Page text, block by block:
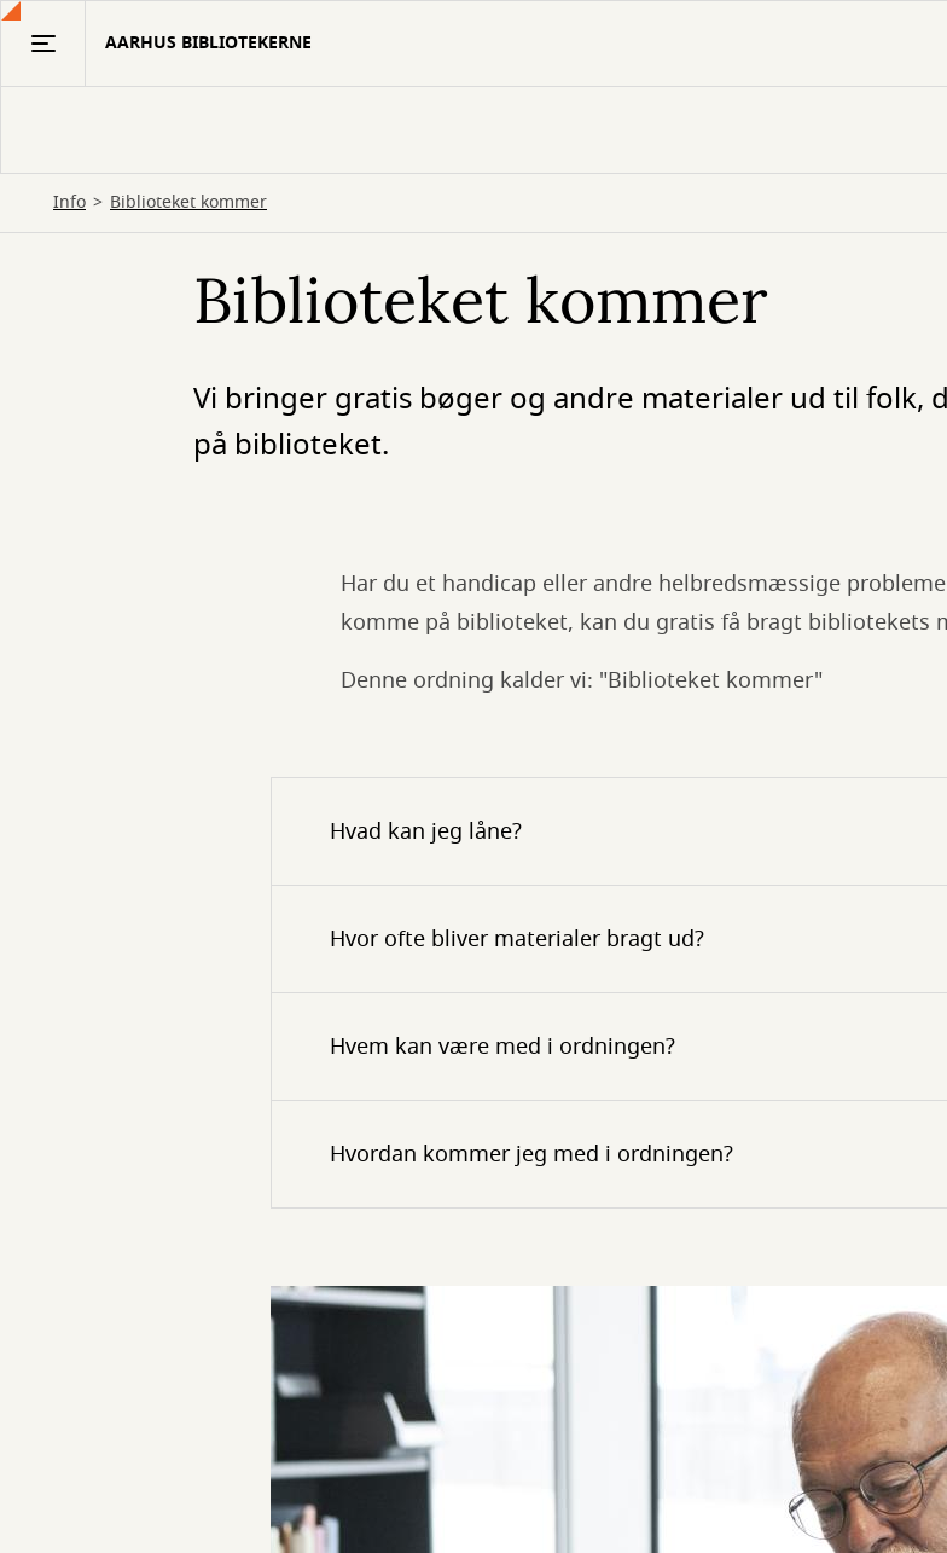
Gå
AARHUS BIBLIOTEKERNE
Info Biblioteket kommer
Biblioteket kommer
Vi bringer gratis bøger og andre materialer ud til folk,
på biblioteket.
Har du et handicap eller andre helbredsmæssige
komme på biblioteket, kan du gratis få bragt bibliotekets
Denne ordning kalder vi: "Biblioteket kommer"
Hvad kan jeg låne?
Hvor ofte bliver materialer bragt ud?
Hvem kan være med i ordningen?
Hvordan kommer jeg med i ordningen?